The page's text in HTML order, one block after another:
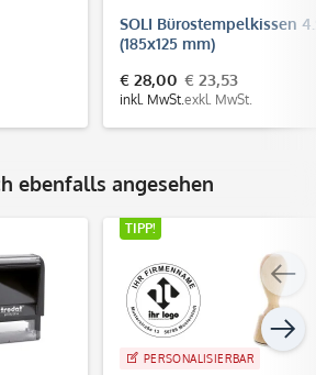
SOLI Bürostempelkissen
(185x125 mm)
€ 28,00
inkl. MwSt.
€ 23,53
exkl. MwSt.
ebenfalls angesehen
TIPP!
PERSONALISIERBAR